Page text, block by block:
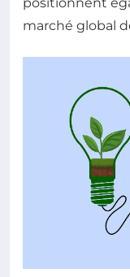
marché global